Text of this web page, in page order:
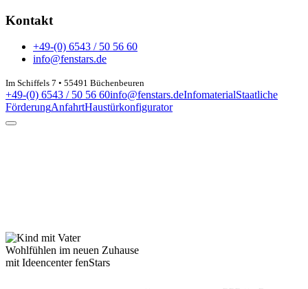
Kontakt
+49-(0) 6543 / 50 56 60
info@fenstars.de
Im Schiffels 7 • 55491 Büchenbeuren
+49-(0) 6543 / 50 56 60info@fenstars.deInfomaterialStaatliche
FörderungAnfahrtHaustürkonfigurator
Wohlfühlen im neuen Zuhause
mit Ideencenter fenStars